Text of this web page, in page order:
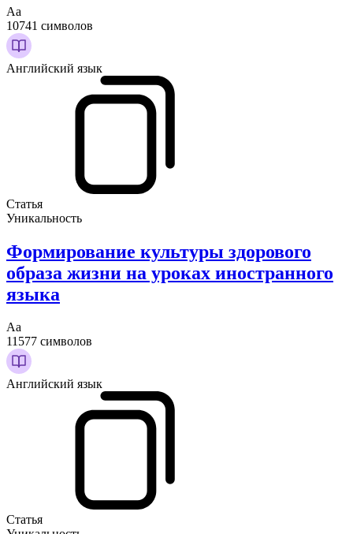
Аа
10741 символов
Английский язык
Статья
Уникальность
Формирование культуры здорового
образа жизни на уроках иностранного
языка
Аа
11577 символов
Английский язык
Статья